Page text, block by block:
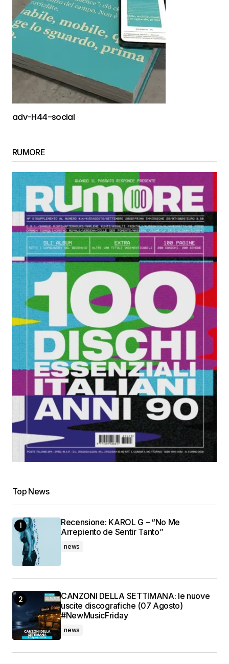
adv-H44-social
RUMORE
Top News
Recensione: KAROL G – “No Me
Arrepiento de Sentir Tanto”
news
CANZONI DELLA SETTIMANA: le nuove
uscite discografiche (07 Agosto)
#NewMusicFriday
news